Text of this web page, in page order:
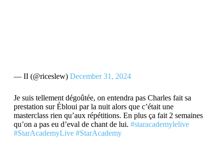
— II (@riceslew) December 31, 2024
Je suis tellement dégoûtée, on entendra pas Charles fait sa
prestation sur Ébloui par la nuit alors que c’était une
masterclass rien qu’aux répétitions. En plus ça fait 2 semaines
qu’on a pas eu d’eval de chant de lui. #staracademylelive
#StarAcademyLive #StarAcademy